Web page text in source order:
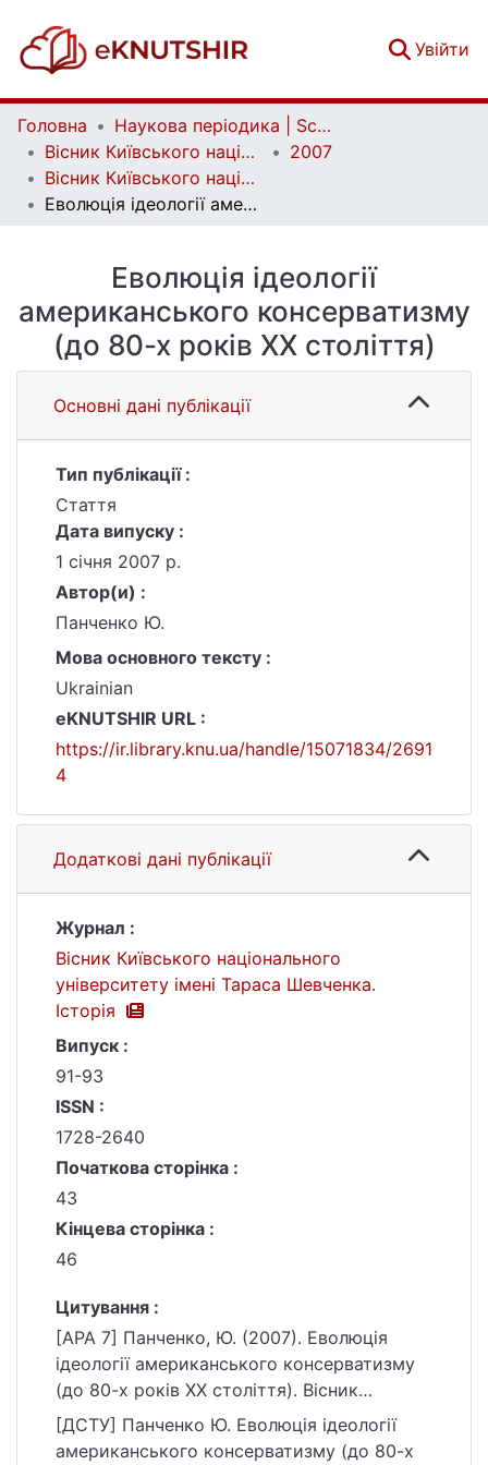
Увійти
Головна
Наукова періодика | Scientific periodicals
Вісник Київського національного університету імені Тараса Шевченка. Історія | Bulletin of Taras Shevchenko National University of Kyiv. History
2007
Вісник Київського національного університету імені Тараса Шевченка. Історія. Вип. 91-93
Еволюція ідеології американського консерватизму (до 80-х років ХХ століття)
Еволюція ідеології
американського консерватизму
(до 80-х років ХХ століття)
Основні дані публікації
Тип публікації :
Стаття
Дата випуску :
1 січня 2007 р.
Автор(и) :
Панченко Ю.
Мова основного тексту :
Ukrainian
eKNUTSHIR URL :
https://ir.library.knu.ua/handle/15071834/2691
4
Додаткові дані публікації
Журнал :
Вісник Київського національного
університету імені Тараса Шевченка.
Історія
Випуск :
91-93
ISSN :
1728-2640
Початкова сторінка :
43
Кінцева сторінка :
46
Цитування :
[APA 7] Панченко, Ю. (2007). Еволюція
ідеології американського консерватизму
(до 80-х років ХХ століття). Вісник
Київського національного університету
імені Тараса Шевченка. Історія, (91-93),
[ДСТУ] Панченко Ю. Еволюція ідеології
американського консерватизму (до 80-х